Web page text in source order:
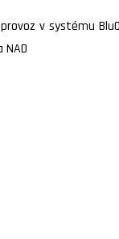
v systému
NAD